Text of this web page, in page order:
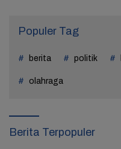
Populer Tag
berita politik
olahraga
Berita Terpopuler